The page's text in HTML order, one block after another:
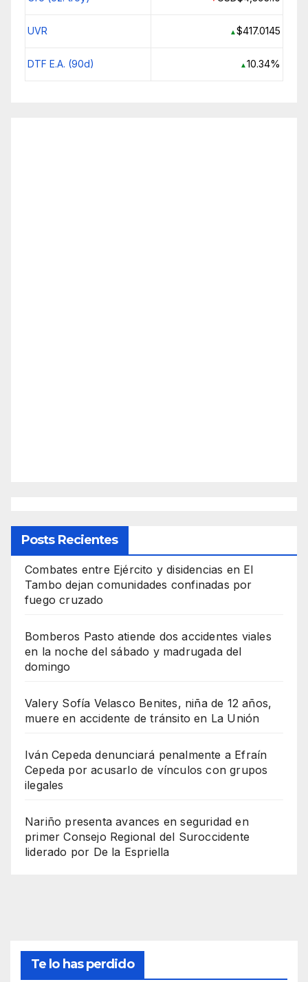
UVR ▲$417.0145
DTF E.A. (90d) ▲10.34%
Posts Recientes
Combates entre Ejército y disidencias en El
Tambo dejan comunidades confinadas por
fuego cruzado
Bomberos Pasto atiende dos accidentes viales
en la noche del sábado y madrugada del
domingo
Valery Sofía Velasco Benites, niña de 12 años,
muere en accidente de tránsito en La Unión
Iván Cepeda denunciará penalmente a Efraín
Cepeda por acusarlo de vínculos con grupos
ilegales
Nariño presenta avances en seguridad en
primer Consejo Regional del Suroccidente
liderado por De la Espriella
Te lo has perdido